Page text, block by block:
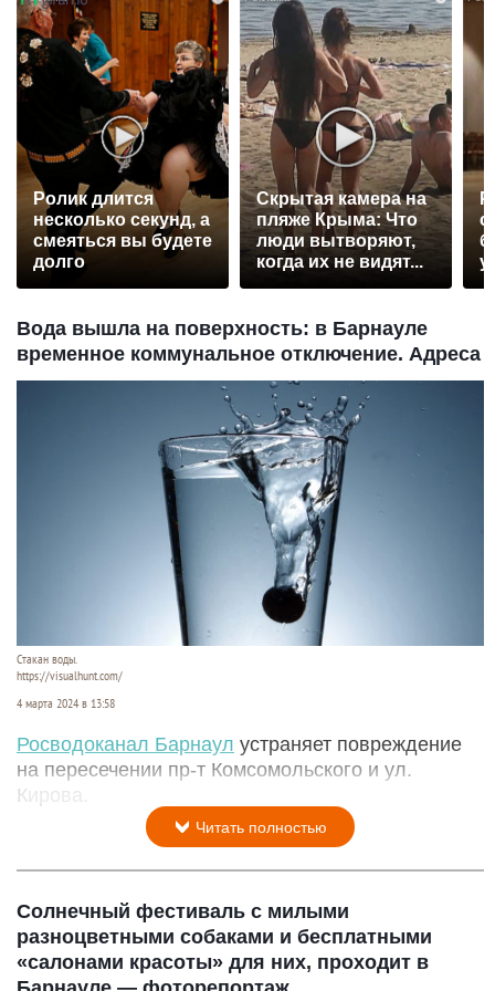
Ролик длится
несколько секунд, а
смеяться вы будете
долго
Скрытая камера на
пляже Крыма: Что
люди вытворяют,
когда их не видят...
Вода вышла на поверхность: в Барнауле
временное коммунальное отключение. Адреса
Стакан воды.
https://visualhunt.com/
4 марта 2024 в 13:58
Росводоканал Барнаул устраняет повреждение
на пересечении пр-т Комсомольского и ул.
Кирова.
Читать полностью
Солнечный фестиваль с милыми
разноцветными собаками и бесплатными
«салонами красоты» для них, проходит в